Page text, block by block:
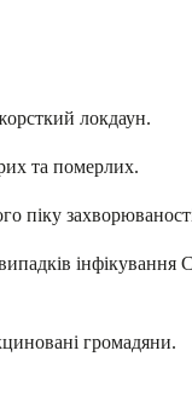
локдаун.
та померлих.
піку
громадяни.